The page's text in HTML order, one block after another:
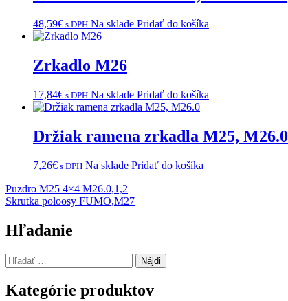
48,59€ s DPH Na sklade Pridať do košíka
Zrkadlo M26
17,84€ s DPH Na sklade Pridať do košíka
Držiak ramena zrkadla M25, M26.0
7,26€ s DPH Na sklade Pridať do košíka
Navigácia
v
článku
Puzdro M25 4×4 M26.0,1,2
Skrutka poloosy FUMO,M27
Hľadanie
Hľadať:
Kategórie produktov